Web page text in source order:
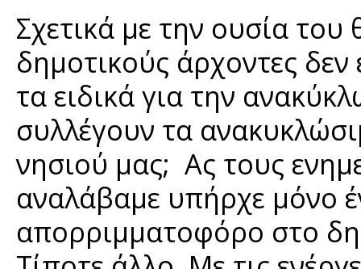
Σχετικά με την ουσία
δημοτικούς άρχοντες
τα ειδικά για την
συλλέγουν τα
νησιού μας; Ας τους
αναλάβαμε υπήρχε μόνο
απορριμματοφόρο στο